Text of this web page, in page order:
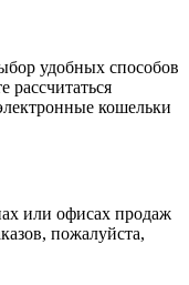
удобных способов
кошельки
или офисах продаж
пожалуйста,